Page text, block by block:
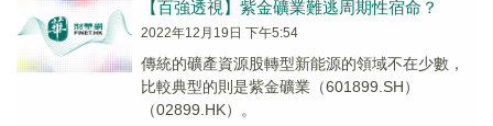
【百強透視】紫金礦業難逃周期性宿命？
2022年12月19日 下午5:54
傳統的礦產資源股轉型新能源的領域不在少數，
比較典型的則是紫金礦業（601899.SH）
（02899.HK）。